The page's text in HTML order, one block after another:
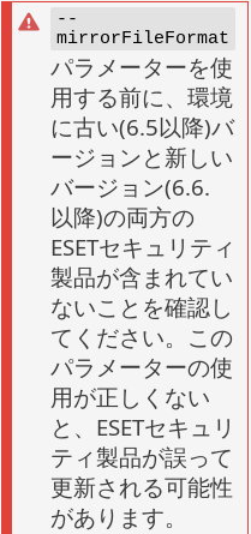
--
mirrorFileFormat
パラメーターを使
用する前に、環境
に古い(6.5以降)バ
ージョンと新しい
バージョン(6.6.
以降)の両方の
ESETセキュリティ
製品が含まれてい
ないことを確認し
てください。この
パラメーターの使
用が正しくない
と、ESETセキュリ
ティ製品が誤って
更新される可能性
があります。